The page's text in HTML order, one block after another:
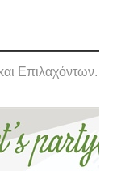
Επιλαχόντων.